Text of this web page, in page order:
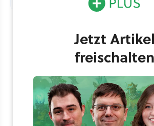
Jetzt Artikel
freischalten